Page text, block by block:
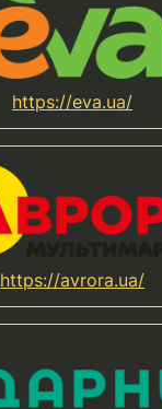
https://eva.ua/
https://avrora.ua/